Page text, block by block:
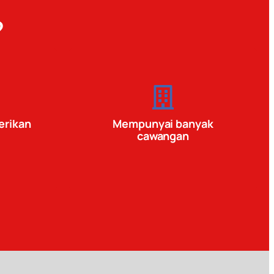
Mempunyai banyak
cawangan